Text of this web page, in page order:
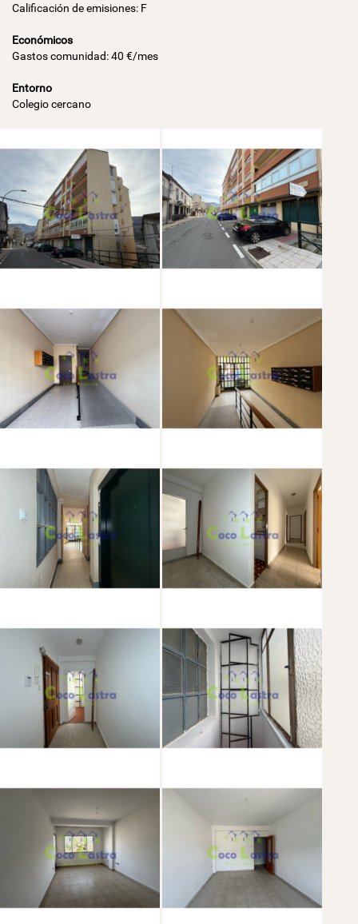
Calificación de emisiones: F
Económicos
Gastos comunidad: 40 €/mes
Entorno
Colegio cercano